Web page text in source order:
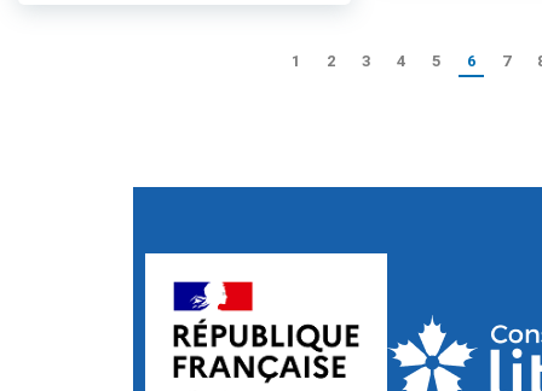
1 2 3 4 5 6 7